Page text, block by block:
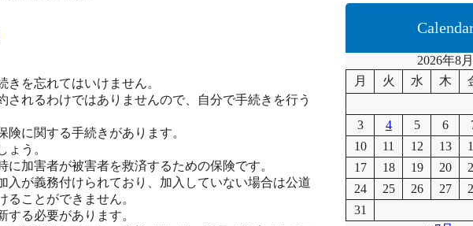
を忘れてはいけません。
されるわけではありませんので、自分で手続きを行う
に関する手続きがあります。
ょう。
に加害者が被害者を救済するための保険です。
入が義務付けられており、加入していない場合は公道
ることができません。
る必要があります。
c
2026年8月
月
火 水 木
3 4 5 6
10
11 12 13
17
18 19 20
24
25 26 27
31